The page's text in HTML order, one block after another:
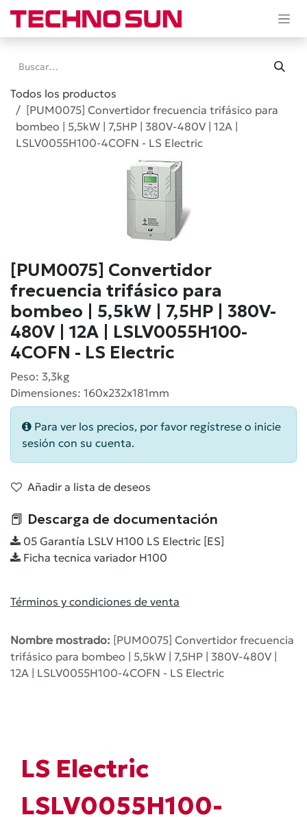
Ir al contenido
Todos los productos
[PUM0075] Convertidor frecuencia trifásico para
bombeo | 5,5kW | 7,5HP | 380V-480V | 12A |
LSLV0055H100-4COFN - LS Electric
[PUM0075] Convertidor
frecuencia trifásico para
bombeo | 5,5kW | 7,5HP | 380V-
480V | 12A | LSLV0055H100-
4COFN - LS Electric
Peso: 3,3kg
Dimensiones: 160x232x181mm
Para ver los precios, por favor regístrese o inicie
sesión con su cuenta.
Añadir a lista de deseos
📕 Descarga de documentación
05 Garantía LSLV H100 LS Electric [ES]
Ficha tecnica variador H100
Términos y condiciones de venta
Nombre mostrado: [PUM0075] Convertidor frecuencia
trifásico para bombeo | 5,5kW | 7,5HP | 380V-480V |
12A | LSLV0055H100-4COFN - LS Electric
LS Electric
LSLV0055H100-